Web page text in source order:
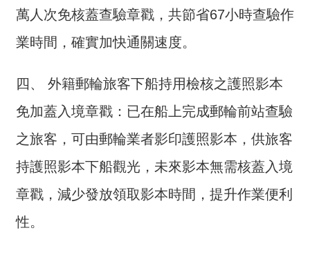
全
策
隱
權
護
政
府
萬人次免核蓋查驗章戳，共節省67小時查驗作
業時間，確實加快通關速度。
四、 外籍郵輪旅客下船持用檢核之護照影本
免加蓋入境章戳：已在船上完成郵輪前站查驗
之旅客，可由郵輪業者影印護照影本，供旅客
持護照影本下船觀光，未來影本無需核蓋入境
章戳，減少發放領取影本時間，提升作業便利
性。